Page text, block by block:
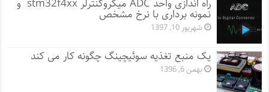
راه اندازی واحد ADC میکروکنترلر stm32f4xx و
نمونه برداری با نرخ مشخص
شهریور 10, 1397
یک منبع تغذیه سوئیچینگ چگونه کار می کند
بهمن 6, 1396